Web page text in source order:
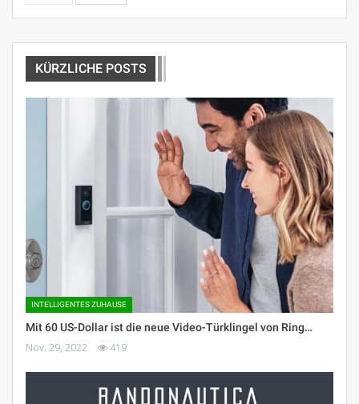
KÜRZLICHE POSTS
INTELLIGENTES ZUHAUSE
Mit 60 US-Dollar ist die neue Video-Türklingel von Ring…
Nov. 29, 2022 419